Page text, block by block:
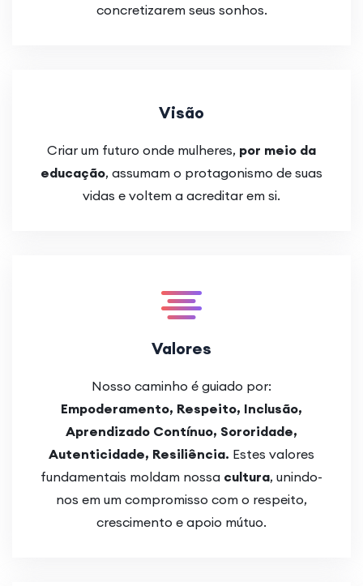
concretizarem seus sonhos.
Visão
Criar um futuro onde mulheres, por meio da
educação, assumam o protagonismo de suas
vidas e voltem a acreditar em si.
Valores
Nosso caminho é guiado por:
Empoderamento, Respeito, Inclusão,
Aprendizado Contínuo, Sororidade,
Autenticidade, Resiliência. Estes valores
fundamentais moldam nossa cultura, unindo-
nos em um compromisso com o respeito,
crescimento e apoio mútuo.